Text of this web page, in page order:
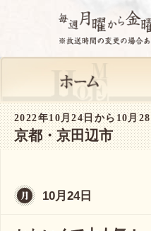
2022年10月24日から10月
京都・京田辺市
10月24日